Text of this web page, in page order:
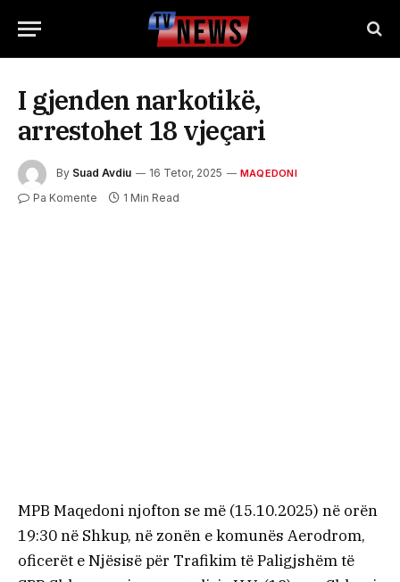
I gjenden narkotikë,
arrestohet 18 vjeçari
By Suad Avdiu 16 Tetor, 2025 MAQEDONI
Pa Komente 1 Min Read
MPB Maqedoni njofton se më (15.10.2025) në orën
19:30 në Shkup, në zonën e komunës Aerodrom,
oficerët e Njësisë për Trafikim të Paligjshëm të